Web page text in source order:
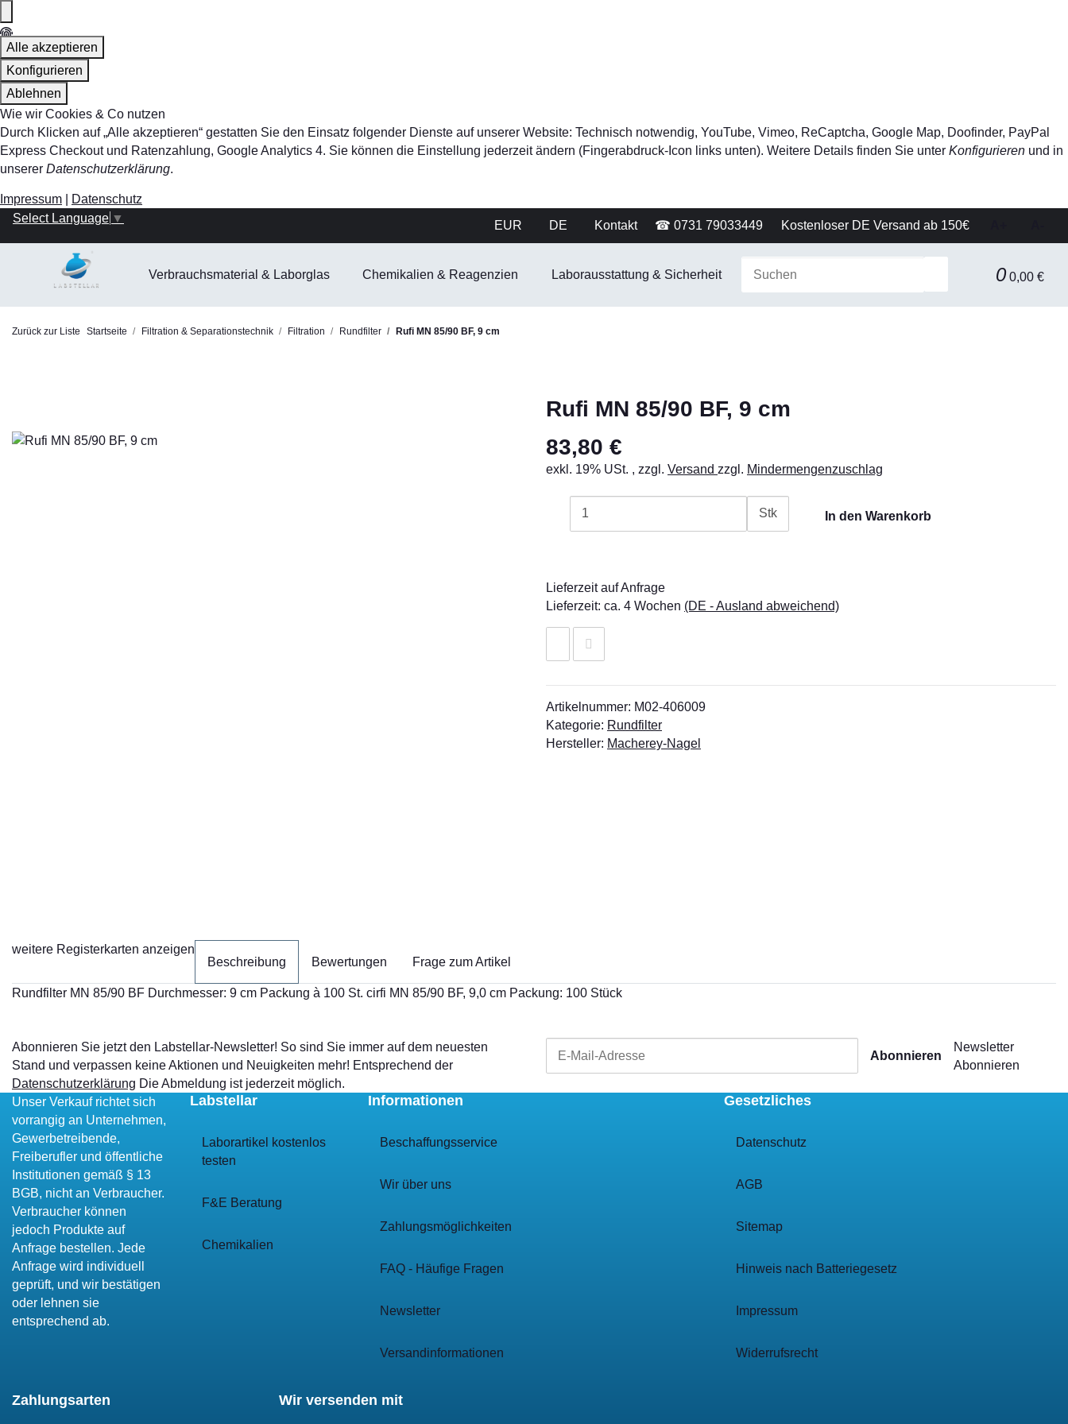
Alle akzeptieren
Konfigurieren
Ablehnen
Wie wir Cookies & Co nutzen
Durch Klicken auf „Alle akzeptieren“ gestatten Sie den Einsatz folgender Dienste auf unserer Website: Technisch notwendig, YouTube, Vimeo, ReCaptcha, Google Map, Doofinder, PayPal
Express Checkout und Ratenzahlung, Google Analytics 4. Sie können die Einstellung jederzeit ändern (Fingerabdruck-Icon links unten). Weitere Details finden Sie unter Konfigurieren und in
unserer Datenschutzerklärung.
Impressum
Datenschutz
EUR
DE Kontakt ☎ 0731 79033449 Kostenloser DE Versand ab 150€
Select Language ▼
0 0,00 €
Verbrauchsmaterial & Laborglas Chemikalien & Reagenzien Laborausstattung & Sicherheit Gerätetechnik Filtration & Separationstechnik
Zurück zur Liste Startseite Filtration & Separationstechnik Filtration Rundfilter Rufi MN 85/90 BF, 9 cm
Rufi MN 85/90 BF, 9 cm
83,80 €
exkl. 19% USt. , zzgl. Versand zzgl. Mindermengenzuschlag
Stk In den Warenkorb
Lieferzeit auf Anfrage
Lieferzeit: ca. 4 Wochen (DE - Ausland abweichend)
Artikelnummer: M02-406009
Kategorie: Rundfilter
Hersteller: Macherey-Nagel
weitere Registerkarten anzeigen
Beschreibung
Bewertungen Frage zum Artikel
Rundfilter MN 85/90 BF Durchmesser: 9 cm Packung à 100 St. cirfi MN 85/90 BF, 9,0 cm Packung: 100 Stück
Abonnieren Sie jetzt den Labstellar-Newsletter! So sind Sie immer auf dem neuesten
Stand und verpassen keine Aktionen und Neuigkeiten mehr! Entsprechend der
Datenschutzerklärung Die Abmeldung ist jederzeit möglich.
Abonnieren
Newsletter
Abonnieren
Unser Verkauf richtet sich
vorrangig an Unternehmen,
Gewerbetreibende,
Freiberufler und öffentliche
Institutionen gemäß § 13
BGB, nicht an Verbraucher.
Verbraucher können
jedoch Produkte auf
Anfrage bestellen. Jede
Anfrage wird individuell
geprüft, und wir bestätigen
oder lehnen sie
entsprechend ab.
Labstellar
Laborartikel kostenlos
testen
F&E Beratung
Chemikalien
Informationen
Beschaffungsservice
Wir über uns
Zahlungsmöglichkeiten
FAQ - Häufige Fragen
Newsletter
Versandinformationen
Gesetzliches
Datenschutz
AGB
Sitemap
Hinweis nach Batteriegesetz
Impressum
Widerrufsrecht
Zahlungsarten Wir versenden mit